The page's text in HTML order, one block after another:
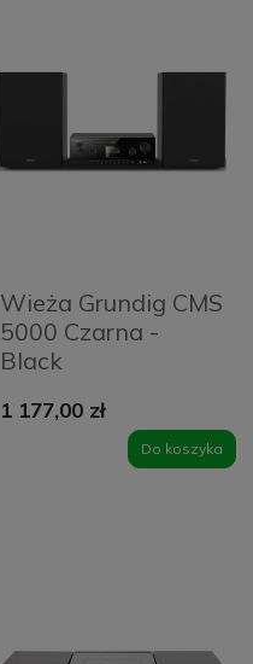
Wieża Grundig CMS
5000 Czarna -
Black
1 177,00 zł
Do koszyka